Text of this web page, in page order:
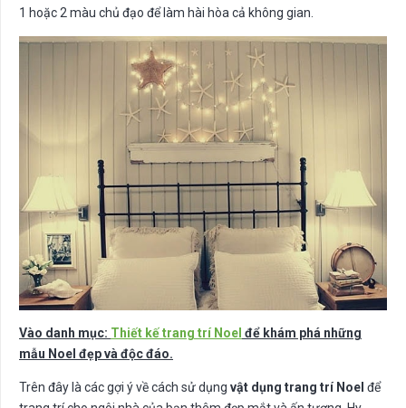
1 hoặc 2 màu chủ đạo để làm hài hòa cả không gian.
Vào danh mục: Thiết kế trang trí Noel để khám phá những
mẫu Noel đẹp và độc đáo.
Trên đây là các gợi ý về cách sử dụng vật dụng trang trí Noel để